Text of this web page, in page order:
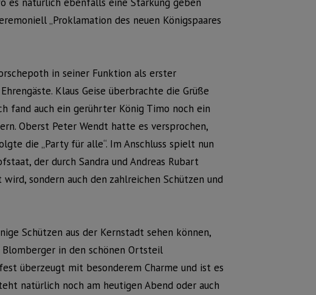
„Proklamation des neuen Königspaares
in seiner Funktion als erster
Klaus Geise überbrachte die Grüße
fand auch ein gerührter König Timo noch ein
Oberst Peter Wendt hatte es versprochen,
die „Party für alle“. Im Anschluss spielt nun
der durch Sandra und Andreas Rubart
sondern auch den zahlreichen Schützen und
Schützen aus der Kernstadt sehen können,
in den schönen Ortsteil
überzeugt mit besonderem Charme und ist es
natürlich noch am heutigen Abend oder auch